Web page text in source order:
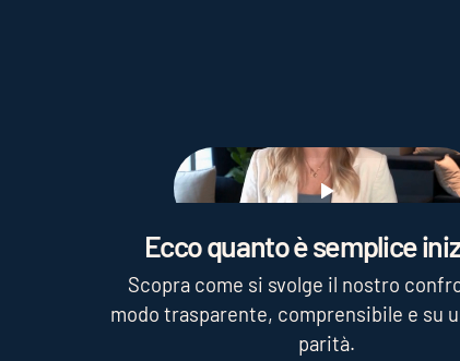
Play
Ecco quanto è semplice
Scopra come si svolge il nostro
modo trasparente, comprensibile e su
parità.